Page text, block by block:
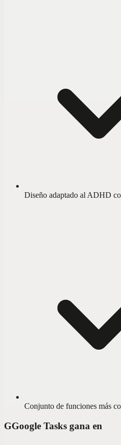
Diseño adaptado al ADHD
Conjunto de funciones más
GGoogle Tasks gana en